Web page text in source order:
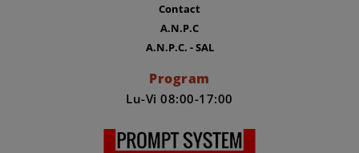
Contact
A.N.P.C
A.N.P.C. - SAL
Program
Lu-Vi 08:00-17:00